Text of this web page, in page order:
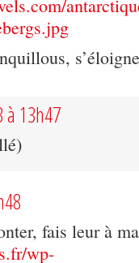
à 13h47
fais leur à
wp-